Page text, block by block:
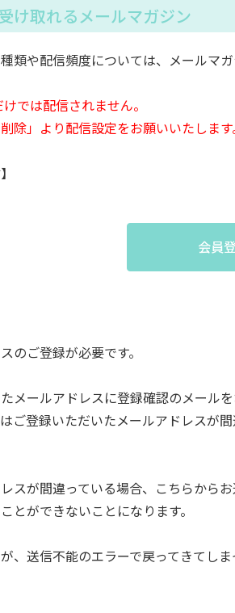
け取れるメールマガジン
類や配信頻度については、メールマ
では配信されません。
除」より配信設定をお願いいたします
会員
のご登録が必要です。
メールアドレスに登録確認のメール
ご登録いただいたメールアドレスが
スが間違っている場合、こちらから
とができないことになります。
、送信不能のエラーで戻ってきてし